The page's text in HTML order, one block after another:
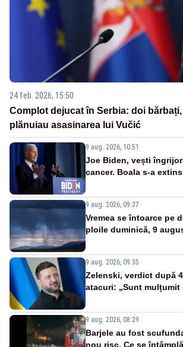
24 feb. 2026, 15:50
Complot dejucat în Serbia: doi
plănuiau asasinarea lui Vučić
9 aug. 2026, 10:51
Joe Biden, vești
cancer. Boala s-a extins
9 aug. 2026, 09:37
Vremea se întoarce pe
ploile duminică, 9
9 aug. 2026, 09:35
Zelenski, verdict după
atacuri: „Sunt mulțumit
9 aug. 2026, 08:29
Barjele au fost
nou risc. Ce se